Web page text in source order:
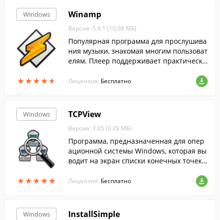
Windows
★★★★★
★★★★★
Winamp
Версия: 5.9.1 (10.08 МБ)
Популярная программа для прослушива
ния музыки, знакомая многим пользоват
елям. Плеер поддерживает практически
также понимает видеоформаты.
Лицензия: Бесплатно
Windows
★★★★★
★★★★★
TCPView
Версия: 3.05 (0.28 МБ)
Программа, предназначенная для опер
ационной системы Windows, которая вы
водит на экран списки конечных точек в
й по протоколам TCP и UDP с подробны
Лицензия: Бесплатно
Windows InstallSimple